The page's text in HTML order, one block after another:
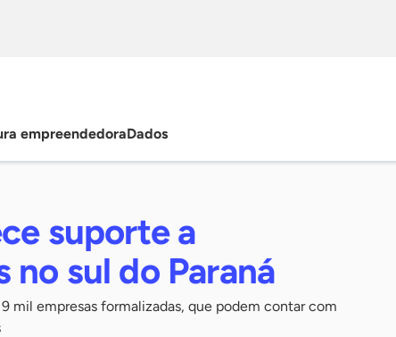
empreendedoraDados
suporte a
sul do Paraná
mil empresas formalizadas, que podem contar com